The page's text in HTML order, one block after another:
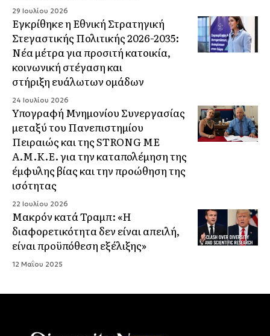
29 Ιουλίου 2026
Εγκρίθηκε η Εθνική Στρατηγική
Στεγαστικής Πολιτικής 2026-2035:
Νέα μέτρα για προσιτή κατοικία,
κοινωνική στέγαση και
στήριξη ευάλωτων ομάδων
24 Ιουλίου 2026
Υπογραφή Μνημονίου Συνεργασίας
μεταξύ του Πανεπιστημίου
Πειραιώς και της STRONG ME
A.M.K.E. για την καταπολέμηση της
έμφυλης βίας και την προώθηση της
ισότητας
22 Ιουλίου 2026
Μακρόν κατά Τραμπ: «Η
διαφορετικότητα δεν είναι απειλή,
είναι προϋπόθεση εξέλιξης»
12 Μαΐου 2025